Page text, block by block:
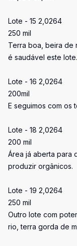
Lote - 15 2,0264
250 mil
Terra boa, beira de
é saudável este
Lote - 16 2,0264
200mil
E seguimos com
Lote - 18 2,0264
200 mil
Área já aberta para
produzir orgânicos.
Lote - 19 2,0264
250 mil
Outro lote com
rio, terra gorda de